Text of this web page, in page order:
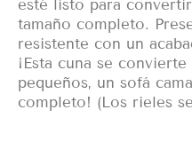
esté listo para
tamaño completo.
resistente con un
¡Esta cuna se
pequeños, un sofá
completo! (Los rieles